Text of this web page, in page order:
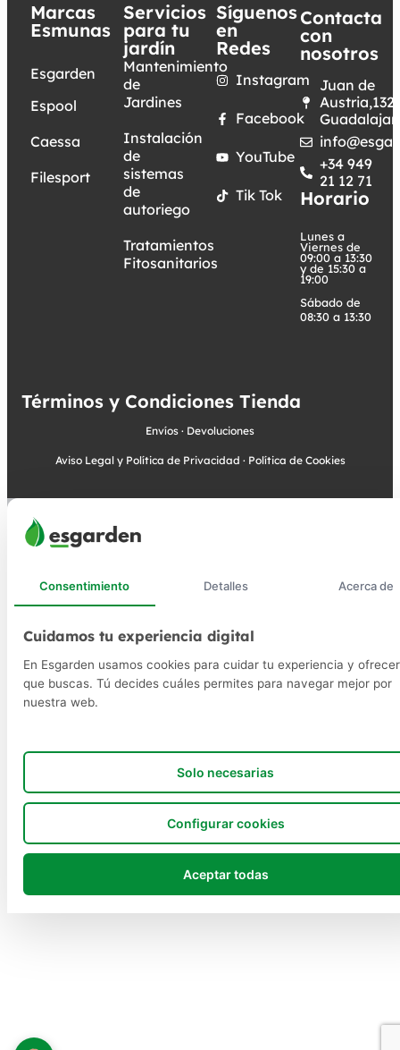
Marcas
Esmunas
Esgarden
Espool
Caessa
Filesport
Servicios
para tu
jardín
Mantenimiento
de
Jardines
Instalación
de
sistemas
de
autoriego
Tratamientos
Fitosanitarios
Síguenos
en
Redes
Instagram
Facebook
YouTube
Tik Tok
Contacta
con
nosotros
Juan de
Austria,132.
+34 949
21 12 71
Horario
Lunes a
Viernes de
09:00 a 13:30
y de 15:30 a
19:00
Sábado de
08:30 a 13:30
Términos y Condiciones Tienda
Envíos · Devoluciones
Aviso Legal y Política de Privacidad · Política de Cookies
Consentimiento Detalles Acerca de
Cuidamos tu experiencia digital
En Esgarden usamos cookies para cuidar tu experiencia y
que buscas. Tú decides cuáles permites para navegar mejor por
nuestra web.
Solo necesarias
Configurar cookies
Aceptar todas